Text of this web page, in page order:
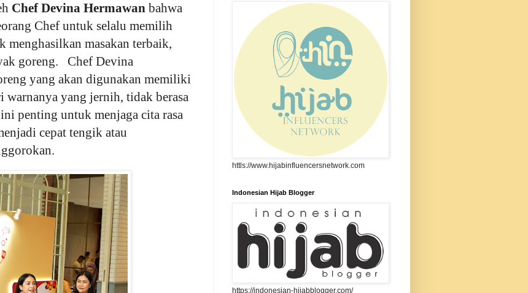
Chef Devina Hermawan bahwa
Chef untuk selalu memilih
menghasilkan masakan terbaik,
goreng. Chef Devina
yang akan digunakan memiliki
yang jernih, tidak berasa
penting untuk menjaga cita rasa
cepat tengik atau
httls://www.hijabinfluencersnetwork.com
Indonesian Hijab Blogger
https://indonesian-hijabblogger.com/